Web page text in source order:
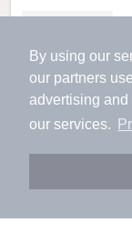
By using our
our partners
advertising
our services.
アプリに切
会員登録な